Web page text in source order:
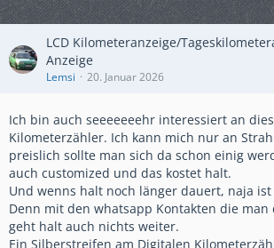
LCD Kilometeranzeige/
Anzeige
Lemsi 20. Januar 2026
Ich bin auch seeeeeeehr interessiert an
Kilometerzähler. Ich kann mich nur an
preislich sollte man sich da schon einig
auch customized und das kostet halt.
Und wenns halt noch länger dauert, naja
Denn mit den whatsapp Kontakten die man
geht halt auch nichts weiter.
Ein Silberstreifen am Digitalen